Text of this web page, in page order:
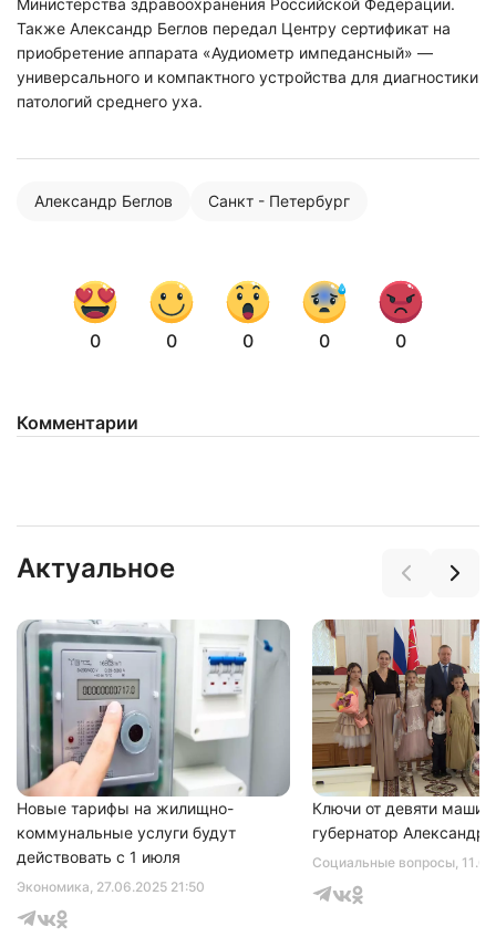
Министерства здравоохранения Российской Федерации.
Также Александр Беглов передал Центру сертификат на
приобретение аппарата «Аудиометр импедансный» —
универсального и компактного устройства для диагностики
патологий среднего уха.
Александр Беглов Санкт - Петербург
0 0 0 0 0
Комментарии
Актуальное
Экономика, 27.06.2025 21:50
Новые тарифы на жилищно-
коммунальные услуги будут
действовать с 1 июля
Социальные вопросы,
Ключи от девяти машин
губернатор Александр